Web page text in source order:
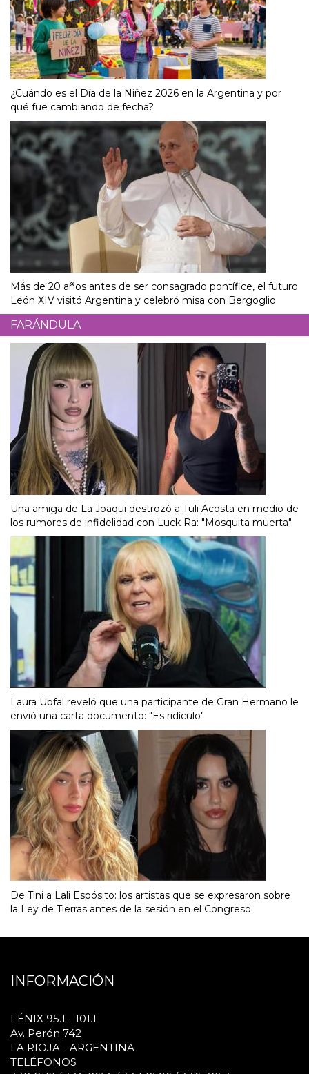
¿Cuándo es el Día de la Niñez 2026 en la Argentina y por
qué fue cambiando de fecha?
Más de 20 años antes de ser consagrado pontífice, el futuro
León XIV visitó Argentina y celebró misa con Bergoglio
FARÁNDULA
Una amiga de La Joaqui destrozó a Tuli Acosta en medio de
los rumores de infidelidad con Luck Ra: "Mosquita muerta"
Laura Ubfal reveló que una participante de Gran Hermano le
envió una carta documento: "Es ridículo"
De Tini a Lali Espósito: los artistas que se expresaron sobre
la Ley de Tierras antes de la sesión en el Congreso
INFORMACIÓN
FÉNIX 95.1 - 101.1
Av. Perón 742
LA RIOJA - ARGENTINA
TELÉFONOS